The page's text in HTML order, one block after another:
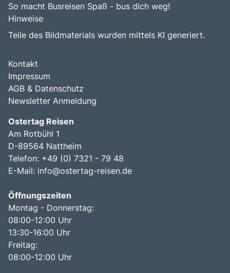
So macht Busreisen Spaß - bus dich weg!
Hinweise
Teile des Bildmaterials wurden mittels KI generiert.
Kontakt
Impressum
AGB & Datenschutz
Newsletter Anmeldung
Ostertag Reisen
Am Rotbühl 1
D-89564 Nattheim
Telefon: +49 (0) 7321 - 79 48
E-Mail: info@ostertag-reisen.de
Öffnungszeiten
Montag - Donnerstag:
08:00-12:00 Uhr
13:30-16:00 Uhr
Freitag:
08:00-12:00 Uhr